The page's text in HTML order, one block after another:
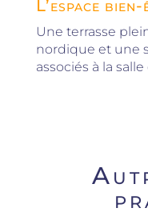
L’espace
Une terrasse
nordique et une
associés à la